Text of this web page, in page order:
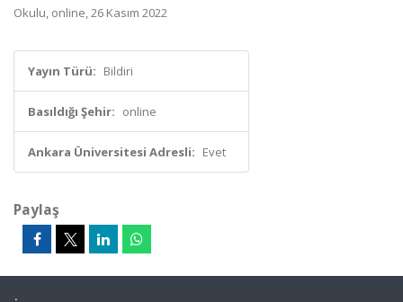
Okulu, online, 26 Kasım 2022
Yayın Türü: Bildiri
Basıldığı Şehir: online
Ankara Üniversitesi Adresli: Evet
Paylaş